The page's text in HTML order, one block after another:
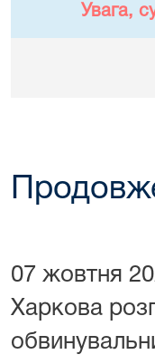
Увага,
07 жовтня
Харкова